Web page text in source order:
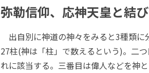
弥勒信仰、応神天皇と結
出自別に神道の神々をみると3種類に
27柱(神は「柱」で数えるという)。二
れに該当する。三番目は偉人などを神